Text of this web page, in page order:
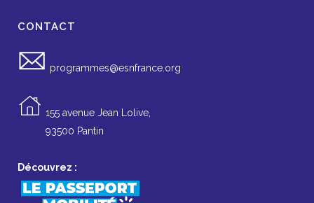
CONTACT
programmes@esnfrance.org
155 avenue Jean Lolive,
93500 Pantin
Découvrez :